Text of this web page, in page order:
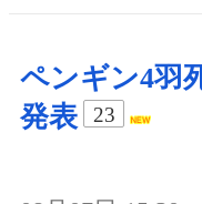
ペンギン4羽
発表
23